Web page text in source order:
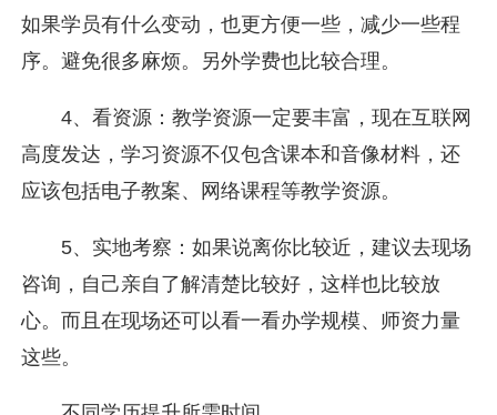
如果学员有什么变动，也更方便一些，减少一些程
序。避免很多麻烦。另外学费也比较合理。
4、看资源：教学资源一定要丰富，现在互联网
高度发达，学习资源不仅包含课本和音像材料，还
应该包括电子教案、网络课程等教学资源。
5、实地考察：如果说离你比较近，建议去现场
咨询，自己亲自了解清楚比较好，这样也比较放
心。而且在现场还可以看一看办学规模、师资力量
这些。